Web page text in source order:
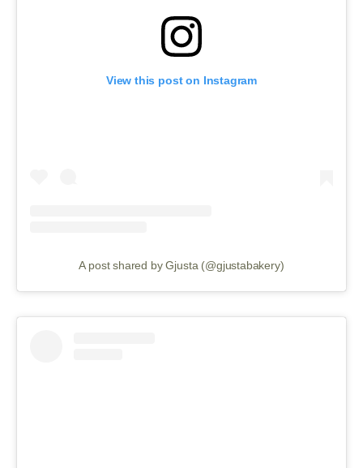
View this post on Instagram
A post shared by Gjusta (@gjustabakery)